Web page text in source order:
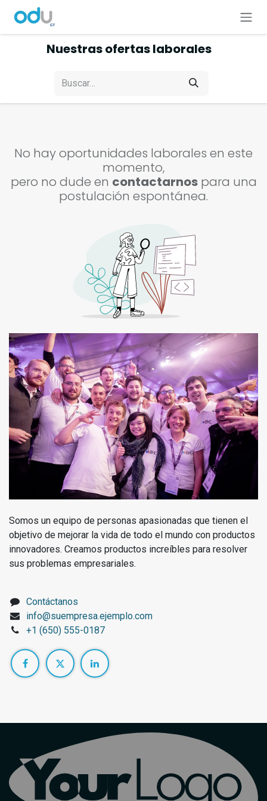
Ir al contenido
Nuestras ofertas laborales
No hay oportunidades laborales en este
momento,
pero no dude en contactarnospara una
postulación espontánea.
Somos un equipo de personas apasionadas que tienen el
objetivo de mejorar la vida de todo el mundo con productos
innovadores. Creamos productos increíbles para resolver
sus problemas empresariales.
Contáctanos
info@suempresa.ejemplo.com
+1 (650) 555-0187